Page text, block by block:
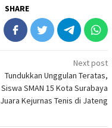
SHARE
Next post
Tundukkan Unggulan Teratas,
Siswa SMAN 15 Kota Surabaya
Juara Kejurnas Tenis di Jateng